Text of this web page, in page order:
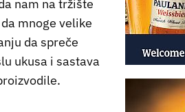
nam na tržište
mnoge velike
da spreče
ukusa i sastava